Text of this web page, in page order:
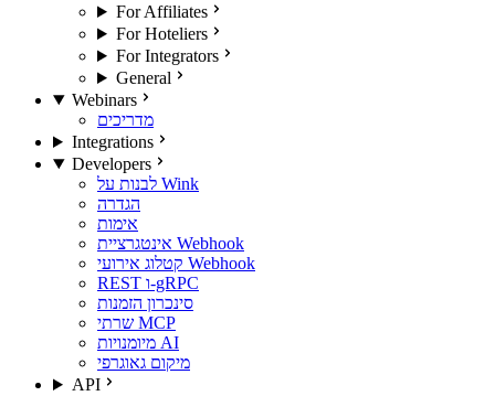
For Affiliates
For Hoteliers
For Integrators
General
Webinars
מדריכים
Integrations
Developers
לבנות על Wink
הגדרה
אימות
אינטגרציית Webhook
קטלוג אירועי Webhook
REST ו-gRPC
סינכרון הזמנות
שרתי MCP
מיומנויות AI
מיקום גאוגרפי
API